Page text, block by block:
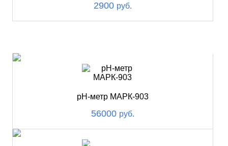
2900 руб.
pH-метр МАРК-903
56000 руб.